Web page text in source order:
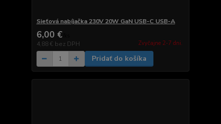
Sieťová nabíjačka 230V 20W GaN USB-C USB-A
6,00 €
4,88 € bez DPH Zvyčajne 2-7 dni.
Pridať do košíka